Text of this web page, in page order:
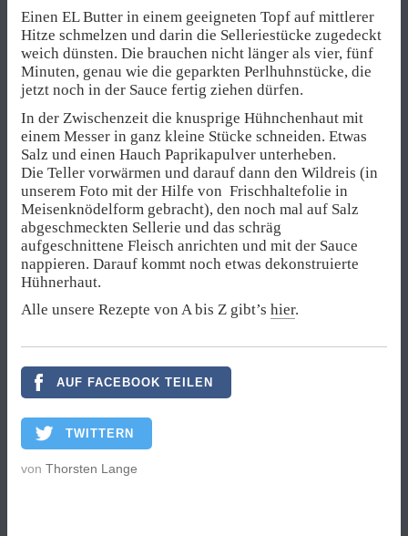
Einen EL Butter in einem geeigneten Topf auf mittlerer
Hitze schmelzen und darin die Selleriestücke zugedeckt
weich dünsten. Die brauchen nicht länger als vier, fünf
Minuten, genau wie die geparkten Perlhuhnstücke, die
jetzt noch in der Sauce fertig ziehen dürfen.
In der Zwischenzeit die knusprige Hühnchenhaut mit
einem Messer in ganz kleine Stücke schneiden. Etwas
Salz und einen Hauch Paprikapulver unterheben.
Die Teller vorwärmen und darauf dann den Wildreis (in
unserem Foto mit der Hilfe von Frischhaltefolie in
Meisenknödelform gebracht), den noch mal auf Salz
abgeschmeckten Sellerie und das schräg
aufgeschnittene Fleisch anrichten und mit der Sauce
nappieren. Darauf kommt noch etwas dekonstruierte
Hühnerhaut.
Alle unsere Rezepte von A bis Z gibt’s hier.
AUF FACEBOOK TEILEN
TWITTERN
von Thorsten Lange